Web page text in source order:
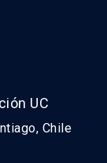
UC
Chile